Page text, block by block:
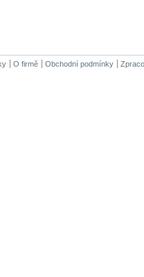
O firmě Obchodní podmínky